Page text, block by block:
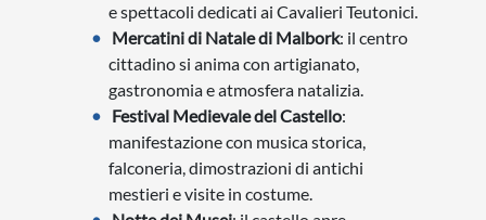
e spettacoli dedicati ai Cavalieri Teutonici.
Mercatini di Natale di Malbork: il centro
cittadino si anima con artigianato,
gastronomia e atmosfera natalizia.
Festival Medievale del Castello:
manifestazione con musica storica,
falconeria, dimostrazioni di antichi
mestieri e visite in costume.